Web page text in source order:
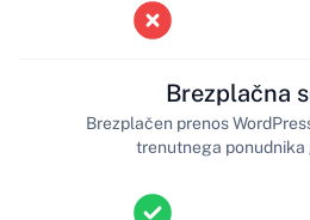
Brezplačna
Brezplačen prenos
trenutnega ponudnika